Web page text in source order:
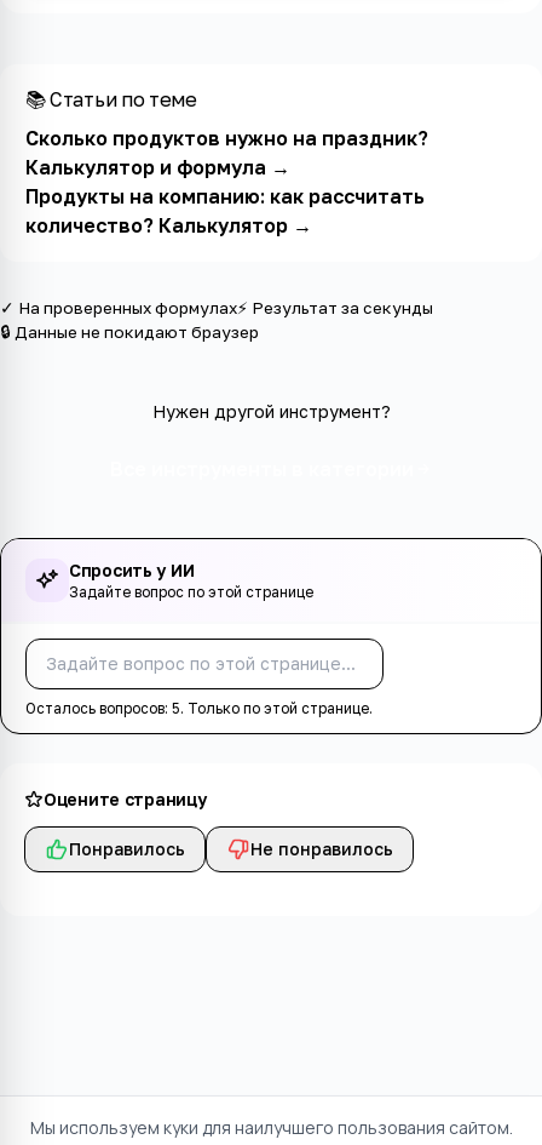
📚 Статьи по теме
Сколько продуктов нужно на праздник?
Калькулятор и формула →
Продукты на компанию: как рассчитать
количество? Калькулятор→
✓ На проверенных формулах⚡ Результат за секунды
🔒 Данные не покидают браузер
Нужен другой инструмент?
Спросить у ИИ
Задайте вопрос по этой странице
Осталось вопросов: 5. Только по этой странице.
Оцените страницу
Понравилось Не понравилось
Мы используем куки для наилучшего пользования сайтом.